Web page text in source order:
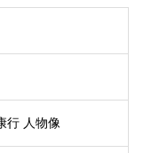
行 人物像